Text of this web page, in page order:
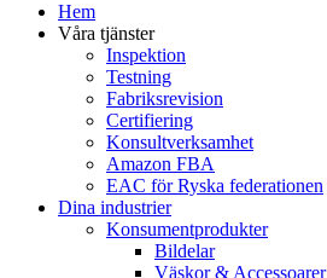
Hem
Våra tjänster
Inspektion
Testning
Fabriksrevision
Certifiering
Konsultverksamhet
Amazon FBA
EAC för Ryska federationen
Dina industrier
Konsumentprodukter
Bildelar
Väskor & Accessoarer